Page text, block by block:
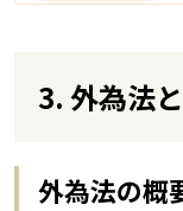
3. 外為法
外為法の概